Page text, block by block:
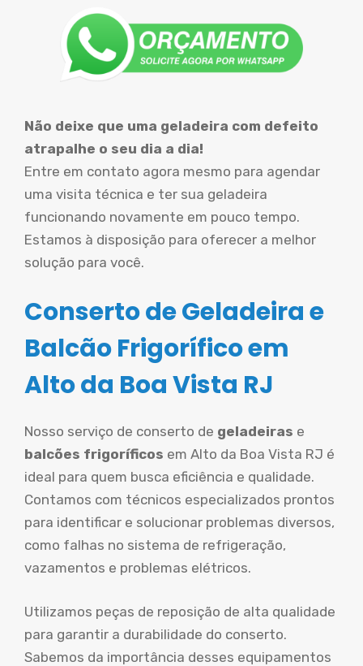
Não deixe que uma geladeira com defeito
atrapalhe o seu dia a dia!
Entre em contato agora mesmo para agendar
uma visita técnica e ter sua geladeira
funcionando novamente em pouco tempo.
Estamos à disposição para oferecer a melhor
solução para você.
Conserto de Geladeira e
Balcão Frigorífico em
Alto da Boa Vista RJ
Nosso serviço de conserto de geladeiras e
balcões frigoríficos em Alto da Boa Vista RJ é
ideal para quem busca eficiência e qualidade.
Contamos com técnicos especializados prontos
para identificar e solucionar problemas diversos,
como falhas no sistema de refrigeração,
vazamentos e problemas elétricos.
Utilizamos peças de reposição de alta qualidade
para garantir a durabilidade do conserto.
Sabemos da importância desses equipamentos